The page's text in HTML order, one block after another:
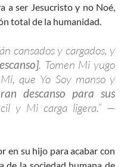
a ser Jesucristo y no Noé,
total de la humanidad.
cansados y cargados, y
. Tomen Mi yugo
que Yo Soy manso y
descanso para sus
y Mi carga ligera.” —
en su hijo para acabar con